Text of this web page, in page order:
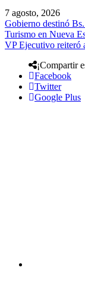
7 agosto, 2026
Gobierno destinó
Turismo en Nueva
VP Ejecutivo reiteró
¡Compartir
Facebook
Twitter
Google Plus